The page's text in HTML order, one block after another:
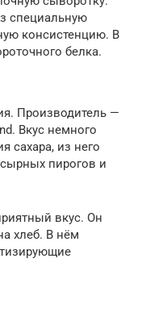
специальную
консистенцию. В
белка.
Производитель —
Вкус немного
сахара, из него
пирогов и
вкус. Он
хлеб. В нём